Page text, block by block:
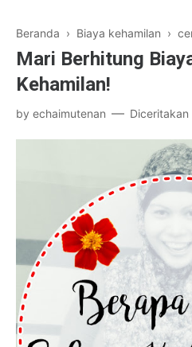
Beranda › Biaya kehamilan ›
Mari Berhitung
Kehamilan!
by echaimutenan Diceritakan